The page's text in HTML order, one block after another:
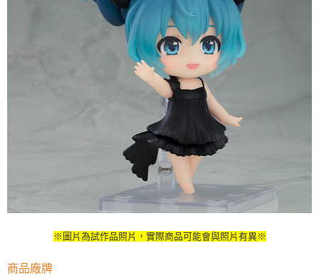
※圖片為試作品照片，實際商品可能會與照片有異※
商品廠牌